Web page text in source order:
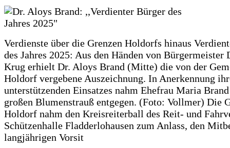
Verdienste über die Grenzen Holdorfs hinaus
des Jahres 2025: Aus den Händen von Bürgermeister
Krug erhielt Dr. Aloys Brand (Mitte) die von der
Holdorf vergebene Auszeichnung. In Anerkennung
unterstützenden Einsatzes nahm Ehefrau Maria
großen Blumenstrauß entgegen. (Foto: Vollmer) Die
Holdorf nahm den Kreisreiterball des Reit- und
Schützenhalle Fladderlohausen zum Anlass, den
langjährigen Vorsit